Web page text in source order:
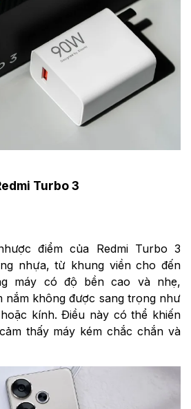
Turbo 3
điểm của Redmi Turbo 3
nhựa, từ khung viền cho đến
máy có độ bền cao và nhẹ,
nắm không được sang trọng như
kính. Điều này có thể khiến
thấy máy kém chắc chắn và